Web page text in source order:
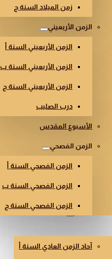
زمن الميلاد السنة ج
الزمن الأربعيني
الزمن الأربعيني السنة أ
الزمن الأربعيني السنة ب
الزمن الأربعيني السنة ج
درب الصليب
الأسبوع المقدس
الزمن الفصحي
الزمن الفصحي السنة أ
الزمن الفصحي السنة ب
الزمن الفصحي السنة ج الزمن العادي
آحاد الزمن العادي السنة أ